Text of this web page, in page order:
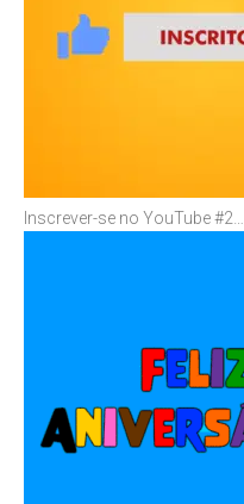
Inscrever-se no YouTube #2…